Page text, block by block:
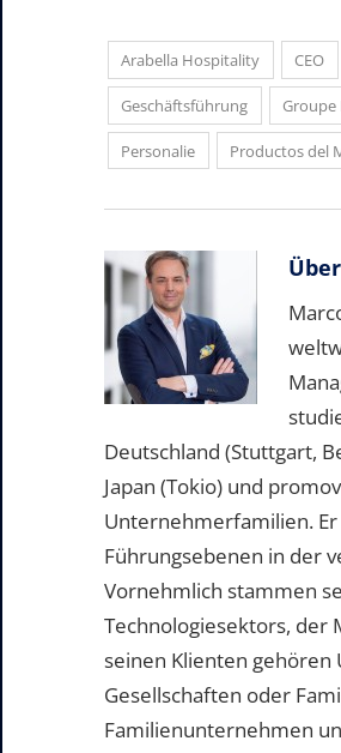
Arabella Hospitality CEO
Geschäftsführung Groupe
Personalie Productos del
Über
Deutschland (Stuttgart,
Japan (Tokio) und
Unternehmerfamilien.
Führungsebenen in der
Vornehmlich stammen
Technologiesektors, der
seinen Klienten
Gesellschaften oder
Familienunternehmen